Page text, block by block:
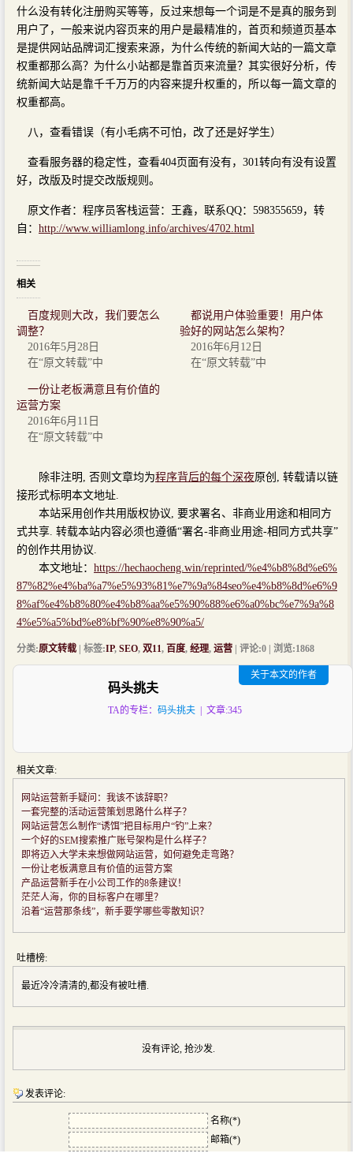
什么没有转化注册购买等等，反过来想每一个词是不是真的服务到
用户了，一般来说内容页来的用户是最精准的，首页和频道页基本
是提供网站品牌词汇搜索来源，为什么传统的新闻大站的一篇文章
权重都那么高？为什么小站都是靠首页来流量？其实很好分析，传
统新闻大站是靠千千万万的内容来提升权重的，所以每一篇文章的
权重都高。
八，查看错误（有小毛病不可怕，改了还是好学生）
查看服务器的稳定性，查看404页面有没有，301转向有没有设置
好，改版及时提交改版规则。
原文作者：程序员客栈运营：王鑫，联系QQ：598355659，转
自： http://www.williamlong.info/archives/4702.html
相关
百度规则大改，我们要怎么
调整？
2016年5月28日
在“原文转载”中
都说用户体验重要！用户体
验好的网站怎么架构？
2016年6月12日
在“原文转载”中
一份让老板满意且有价值的
运营方案
2016年6月11日
在“原文转载”中
除非注明, 否则文章均为程序背后的每个深夜原创, 转载请以链
接形式标明本文地址.
本站采用创作共用版权协议, 要求署名、非商业用途和相同方
式共享. 转载本站内容必须也遵循“署名-非商业用途-相同方式共享”
的创作共用协议.
本文地址： https://hechaocheng.win/reprinted/%e4%b8%8d%e6%
87%82%e4%ba%a7%e5%93%81%e7%9a%84seo%e4%b8%8d%e6%9
8%af%e4%b8%80%e4%b8%aa%e5%90%88%e6%a0%bc%e7%9a%8
4%e5%a5%bd%e8%bf%90%e8%90%a5/
分类:原文转载 | 标签:IP, SEO, 双11, 百度, 经理, 运营 | 评论:0 | 浏览:1868
码头挑夫
TA的专栏： 码头挑夫 | 文章:345
关于本文的作者
相关文章:
网站运营新手疑问：我该不该辞职？
一套完整的活动运营策划思路什么样子？
网站运营怎么制作“诱饵”把目标用户“钓”上来？
一个好的SEM搜索推广账号架构是什么样子？
即将迈入大学未来想做网站运营，如何避免走弯路？
一份让老板满意且有价值的运营方案
产品运营新手在小公司工作的8条建议！
茫茫人海，你的目标客户在哪里？
沿着“运营那条线”，新手要学哪些零散知识？
吐槽榜:
最近冷冷清清的,都没有被吐槽.
没有评论, 抢沙发.
发表评论:
名称(*)
邮箱(*)